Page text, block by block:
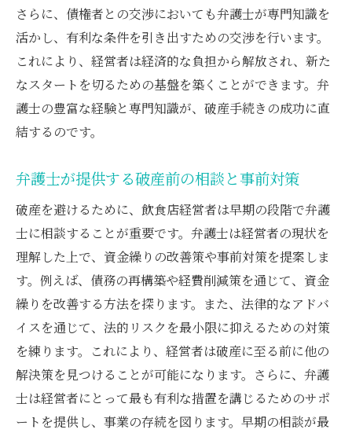
さらに、債権者との交渉においても弁護士が専門知識を
活かし、有利な条件を引き出すための交渉を行います。
これにより、経営者は経済的な負担から解放され、新た
なスタートを切るための基盤を築くことができます。弁
護士の豊富な経験と専門知識が、破産手続きの成功に直
結するのです。
弁護士が提供する破産前の相談と事前対策
破産を避けるために、飲食店経営者は早期の段階で弁護
士に相談することが重要です。弁護士は経営者の現状を
理解した上で、資金繰りの改善策や事前対策を提案しま
す。例えば、債務の再構築や経費削減策を通じて、資金
繰りを改善する方法を探ります。また、法律的なアドバ
イスを通じて、法的リスクを最小限に抑えるための対策
を練ります。これにより、経営者は破産に至る前に他の
解決策を見つけることが可能になります。さらに、弁護
士は経営者にとって最も有利な措置を講じるためのサポ
ートを提供し、事業の存続を図ります。早期の相談が最